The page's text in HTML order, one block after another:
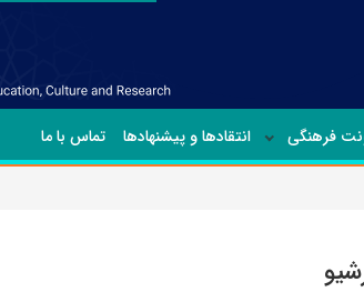
فرهنگی انتقادها و پیشنهادها تماس با ما